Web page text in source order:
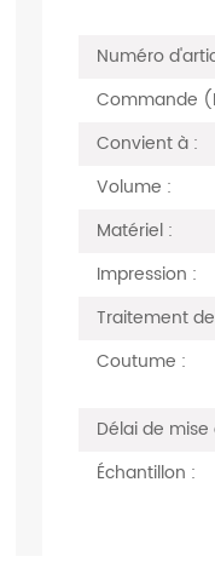
Numéro
Commande
Convient à :
Volume :
Matériel :
Impression :
Traitement
Coutume :
Délai de
Échantillon :